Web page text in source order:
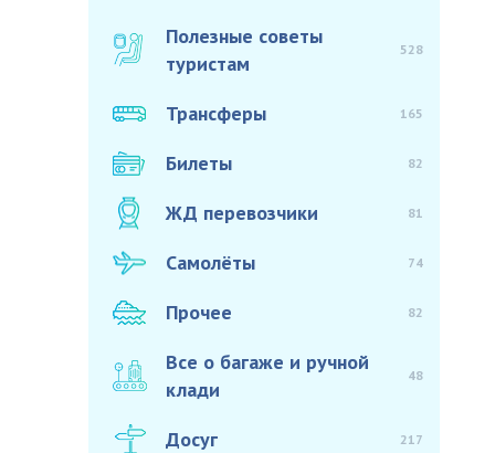
Полезные советы
туристам
528
Трансферы 165
Билеты 82
ЖД перевозчики 81
Самолёты 74
Прочее 82
Все о багаже и ручной
клади
48
Досуг 217